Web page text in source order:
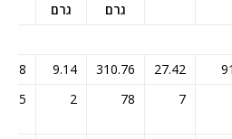
גרם
גרם
27.42
310.76
9.14
7
78
2
65